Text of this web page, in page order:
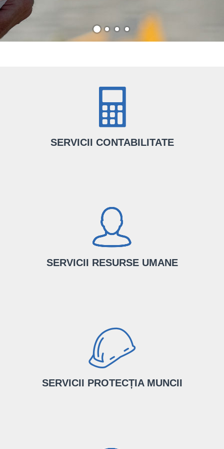
SERVICII CONTABILITATE
Alături de noi, ai servicii de contabilitate complete făcute de o echipă
de contabili certificați CECCAR.
SERVICII RESURSE UMANE
Pentru performanța afacerii tale, îți punem la dispoziție serviciul
nostru de resurse umane și relații de muncă.
SERVICII PROTECȚIA MUNCII